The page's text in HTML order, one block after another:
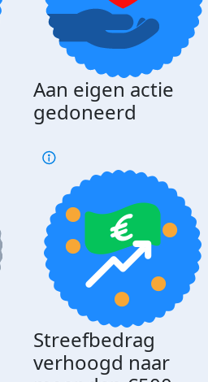
Aan eigen actie
gedoneerd
Streefbedrag
verhoogd naar